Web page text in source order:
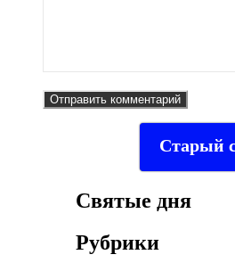
Старый
Святые дня
Рубрики